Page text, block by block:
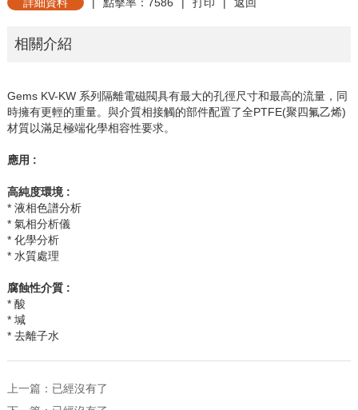
詳細資料 | 點擊率：7586 | 打印 | 返回
相關介紹
Gems KV-KW 系列隔離電磁閥具有最大的孔徑尺寸和最高的流量，同
時擁有更輕的重量。與介質相接觸的部件配置了全PTFE(聚四氟乙烯)
材質以滿足極端化學相容性要求。
應用 :
高純度環境 :
* 液相色譜分析
* 氣相分析儀
* 化學分析
* 水質處理
腐蝕性介質 :
* 酸
* 堿
* 去離子水
上一篇：已經沒有了